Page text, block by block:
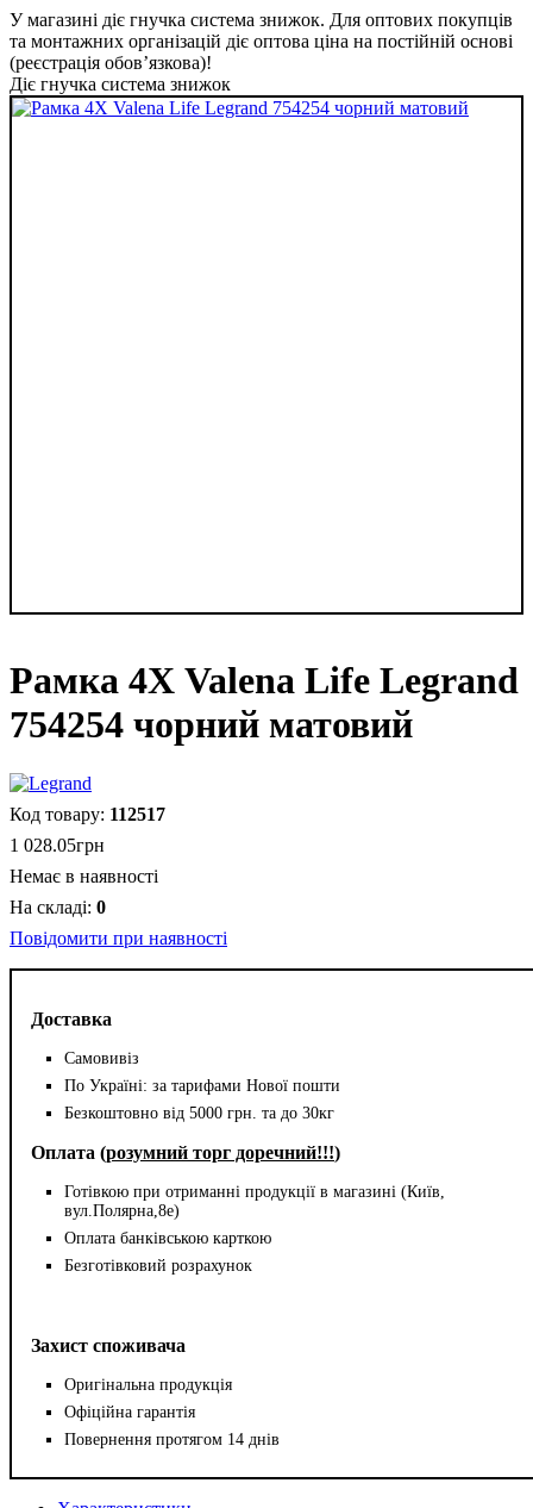
У магазині діє гнучка система знижок. Для оптових покупців
та монтажних організацій діє оптова ціна на постійній основі
(реєстрація обов’язкова)!
Діє гнучка система знижок
Рамка 4Х Valena Life Legrand
754254 чорний матовий
Доставка
Самовивіз
По Україні: за тарифами Нової пошти
Безкоштовно від 5000 грн. та до 30кг
Оплата (розумний торг доречний!!!)
Готівкою при отриманні продукції в магазині (Київ,
вул.Полярна,8е)
Оплата банківською карткою
Безготівковий розрахунок
Захист споживача
Оригінальна продукція
Офіційна гарантія
Повернення протягом 14 днів
112517
1 028.05грн
Немає в наявності
0
Повідомити при наявності